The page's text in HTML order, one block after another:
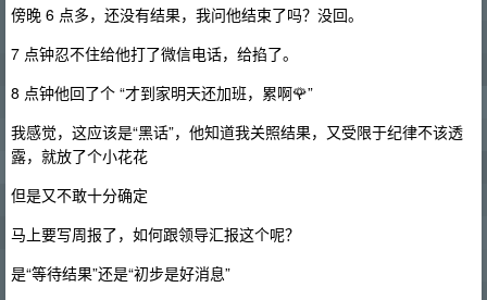
傍晚 6 点多，还没有结果，我问他结束了吗？没回。
7 点钟忍不住给他打了微信电话，给掐了。
8 点钟他回了个 “才到家明天还加班，累啊🌹”
我感觉，这应该是“黑话”，他知道我关照结果，又受限于纪律不该透
露，就放了个小花花
但是又不敢十分确定
马上要写周报了，如何跟领导汇报这个呢？
是“等待结果”还是“初步是好消息”